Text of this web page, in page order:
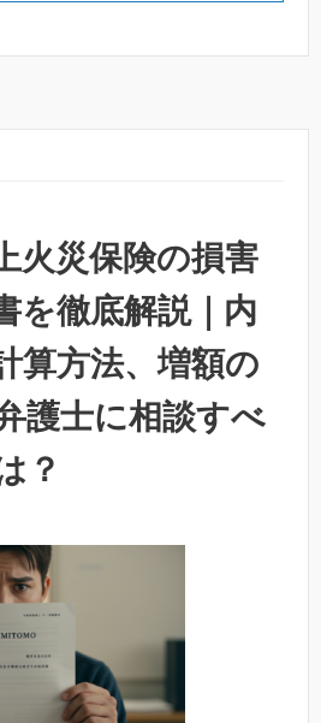
火災保険の損害
を徹底解説｜内
算方法、増額の
護士に相談すべ
？